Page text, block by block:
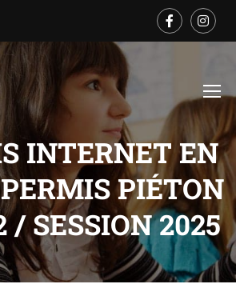
INTERNET EN
PIÉTON
/ SESSION 2025